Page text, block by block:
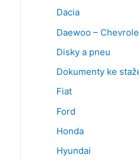
Dacia
Daewoo –
Disky a pneu
Dokumenty ke
Fiat
Ford
Honda
Hyundai